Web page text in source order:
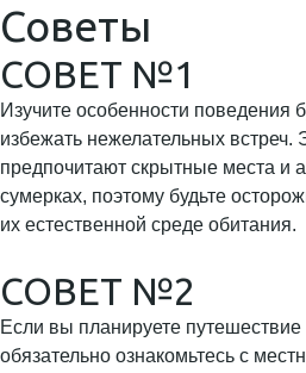
Советы
СОВЕТ №1
Изучите особенности поведения
избежать нежелательных встреч.
предпочитают скрытные места и
сумерках, поэтому будьте
их естественной среде обитания.
СОВЕТ №2
Если вы планируете
обязательно ознакомьтесь с